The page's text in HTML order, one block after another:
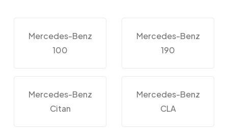
Mercedes-Benz
100
Mercedes-Benz
190
Mercedes-Benz
Citan
Mercedes-Benz
CLA